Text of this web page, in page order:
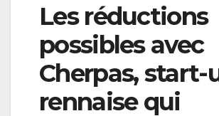
Les réductions
possibles avec
Cherpas, start-
rennaise qui